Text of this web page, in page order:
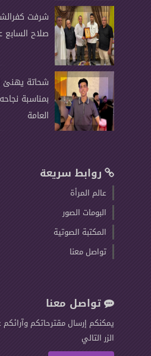
شرفت
صلاح
شحاتة يهنئ
بمناسبة
العامة
روابط سريعة
عالم المرأة
البومات الصور
المكتبة الصوتية
تواصل معنا
تواصل معنا
يمكنكم إرسال مقترحاتكم
الزر التالي